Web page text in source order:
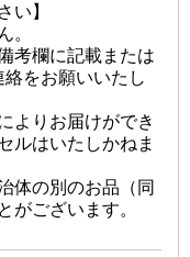
い】
。
考欄に記載または
をお願いいたし
よりお届けができ
ルはいたしかねま
体の別のお品（同
がございます。